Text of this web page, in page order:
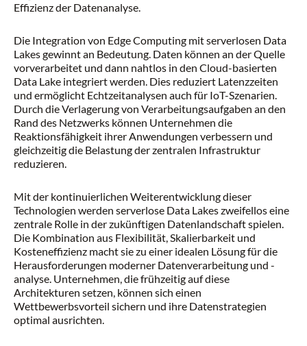
Effizienz der Datenanalyse.
Die Integration von Edge Computing mit serverlosen Data
Lakes gewinnt an Bedeutung. Daten können an der Quelle
vorverarbeitet und dann nahtlos in den Cloud-basierten
Data Lake integriert werden. Dies reduziert Latenzzeiten
und ermöglicht Echtzeitanalysen auch für IoT-Szenarien.
Durch die Verlagerung von Verarbeitungsaufgaben an den
Rand des Netzwerks können Unternehmen die
Reaktionsfähigkeit ihrer Anwendungen verbessern und
gleichzeitig die Belastung der zentralen Infrastruktur
reduzieren.
Mit der kontinuierlichen Weiterentwicklung dieser
Technologien werden serverlose Data Lakes zweifellos eine
zentrale Rolle in der zukünftigen Datenlandschaft spielen.
Die Kombination aus Flexibilität, Skalierbarkeit und
Kosteneffizienz macht sie zu einer idealen Lösung für die
Herausforderungen moderner Datenverarbeitung und -
analyse. Unternehmen, die frühzeitig auf diese
Architekturen setzen, können sich einen
Wettbewerbsvorteil sichern und ihre Datenstrategien
optimal ausrichten.